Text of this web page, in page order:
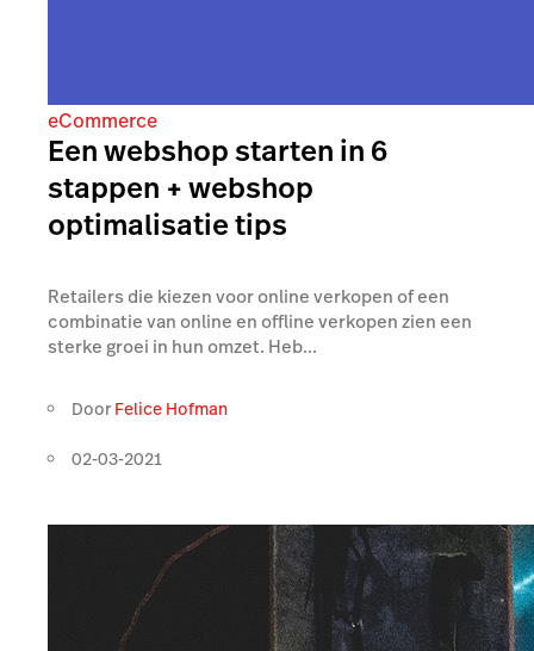
eCommerce
Een webshop starten in 6
stappen + webshop
optimalisatie tips
Retailers die kiezen voor online verkopen of een
combinatie van online en offline verkopen zien een
sterke groei in hun omzet. Heb...
Door Felice Hofman
02-03-2021